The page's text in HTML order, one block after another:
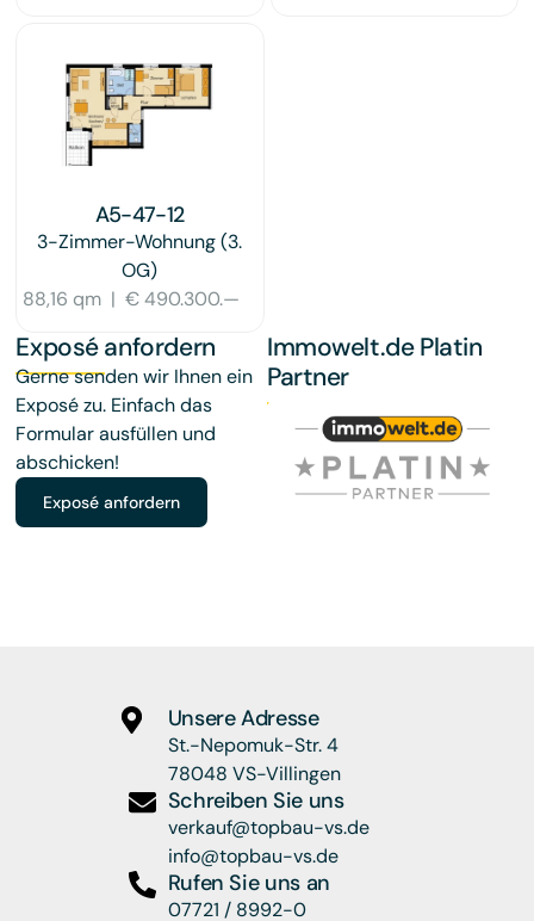
A5-47-12
3-Zimmer-Wohnung(3.
OG)
88,16 qm |€ 490.300.—
Exposé anfordern
Gerne senden wir Ihnen ein
Exposé zu. Einfach das
Formular ausfüllen und
abschicken!
Exposé anfordern
Immowelt.de Platin
Partner
Unsere Adresse
St.-Nepomuk-Str. 4
78048 VS-Villingen
Schreiben Sie uns
verkauf@topbau-vs.de
info@topbau-vs.de
Rufen Sie uns an
07721 / 8992-0